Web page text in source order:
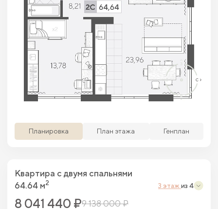
Планировка План этажа Генплан
Квартира c двумя спальнями
64.64 м2 3 этаж из 4
8 041 440 ₽9 138 000 ₽